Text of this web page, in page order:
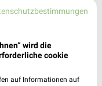
wird die
cookie
auf Informationen auf